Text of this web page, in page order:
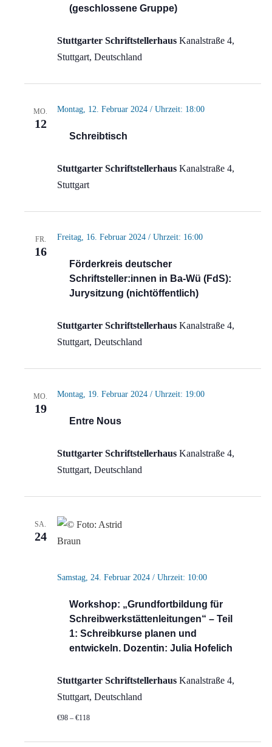
(geschlossene Gruppe)
Stuttgarter Schriftstellerhaus Kanalstraße 4,
Stuttgart, Deutschland
MO.
12
Schreibtisch
Montag, 12. Februar 2024 / Uhrzeit: 18:00
Stuttgarter Schriftstellerhaus Kanalstraße 4,
Stuttgart
FR.
16
Förderkreis deutscher
Schriftsteller:innen in Ba-Wü (FdS):
Jurysitzung (nichtöffentlich)
Freitag, 16. Februar 2024 / Uhrzeit: 16:00
Stuttgarter Schriftstellerhaus Kanalstraße 4,
Stuttgart, Deutschland
MO.
19
Entre Nous
Montag, 19. Februar 2024 / Uhrzeit: 19:00
Stuttgarter Schriftstellerhaus Kanalstraße 4,
Stuttgart, Deutschland
SA.
24
Workshop: „Grundfortbildung für
Schreibwerkstättenleitungen“ – Teil
1: Schreibkurse planen und
entwickeln. Dozentin: Julia Hofelich
Samstag, 24. Februar 2024 / Uhrzeit: 10:00
Stuttgarter Schriftstellerhaus Kanalstraße 4,
Stuttgart, Deutschland
€98 – €118